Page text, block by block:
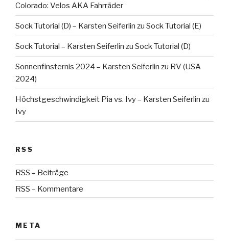
Colorado: Velos AKA Fahrräder
Sock Tutorial (D) – Karsten Seiferlin zu Sock Tutorial (E)
Sock Tutorial – Karsten Seiferlin zu Sock Tutorial (D)
Sonnenfinsternis 2024 – Karsten Seiferlin zu RV (USA
2024)
Höchstgeschwindigkeit Pia vs. Ivy – Karsten Seiferlin zu
Ivy
RSS
RSS – Beiträge
RSS – Kommentare
META